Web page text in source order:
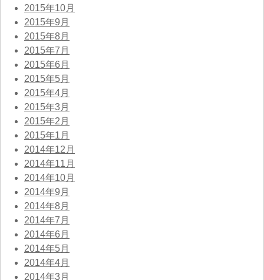
2015年10月
2015年9月
2015年8月
2015年7月
2015年6月
2015年5月
2015年4月
2015年3月
2015年2月
2015年1月
2014年12月
2014年11月
2014年10月
2014年9月
2014年8月
2014年7月
2014年6月
2014年5月
2014年4月
2014年3月